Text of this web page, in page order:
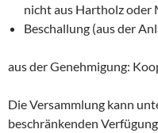
nicht aus Hartholz oder
Beschallung (aus der
aus der Genehmigung:
Die Versammlung kann
beschränkenden